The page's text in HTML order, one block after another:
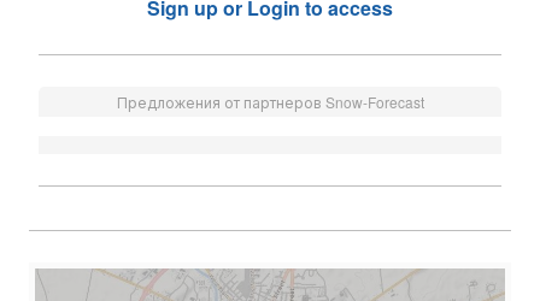
Sign up or Login to access
Предложения от партнеров Snow-Forecast